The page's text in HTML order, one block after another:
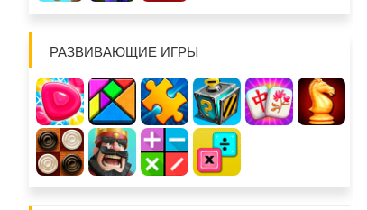
РАЗВИВАЮЩИЕ ИГРЫ